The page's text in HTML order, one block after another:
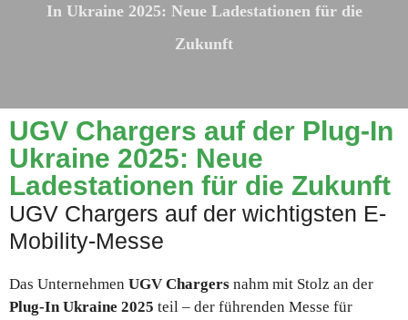
In Ukraine 2025: Neue Ladestationen für die
Zukunft
UGV Chargers auf der Plug-In
Ukraine 2025: Neue
Ladestationen für die Zukunft
UGV Chargers auf der wichtigsten E-
Mobility-Messe
Das Unternehmen UGV Chargers nahm mit Stolz an der
Plug-In Ukraine 2025 teil – der führenden Messe für